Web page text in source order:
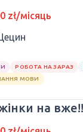
zł/місяць
РОБОТА НА ЗАРАЗ
МОВИ
на